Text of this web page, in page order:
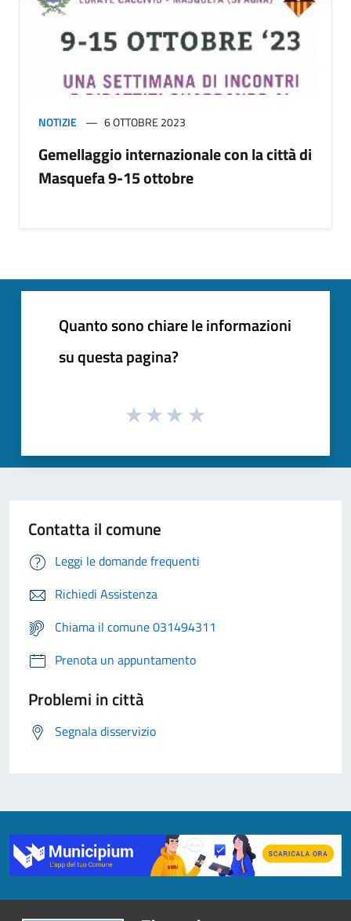
NOTIZIE 6 OTTOBRE 2023
Gemellaggio internazionale con la città di
Masquefa 9-15 ottobre
Quanto sono chiare le informazioni
su questa pagina?
Contatta il comune
Leggi le domande frequenti
Richiedi Assistenza
Chiama il comune 031494311
Prenota un appuntamento
Problemi in città
Segnala disservizio